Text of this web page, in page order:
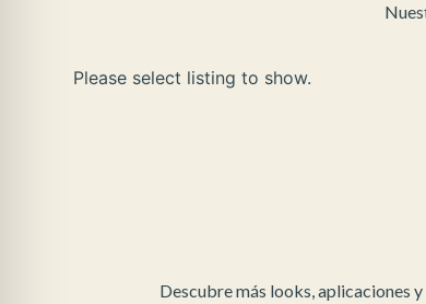
Please select listing to show.
Descubre más looks, aplicaciones